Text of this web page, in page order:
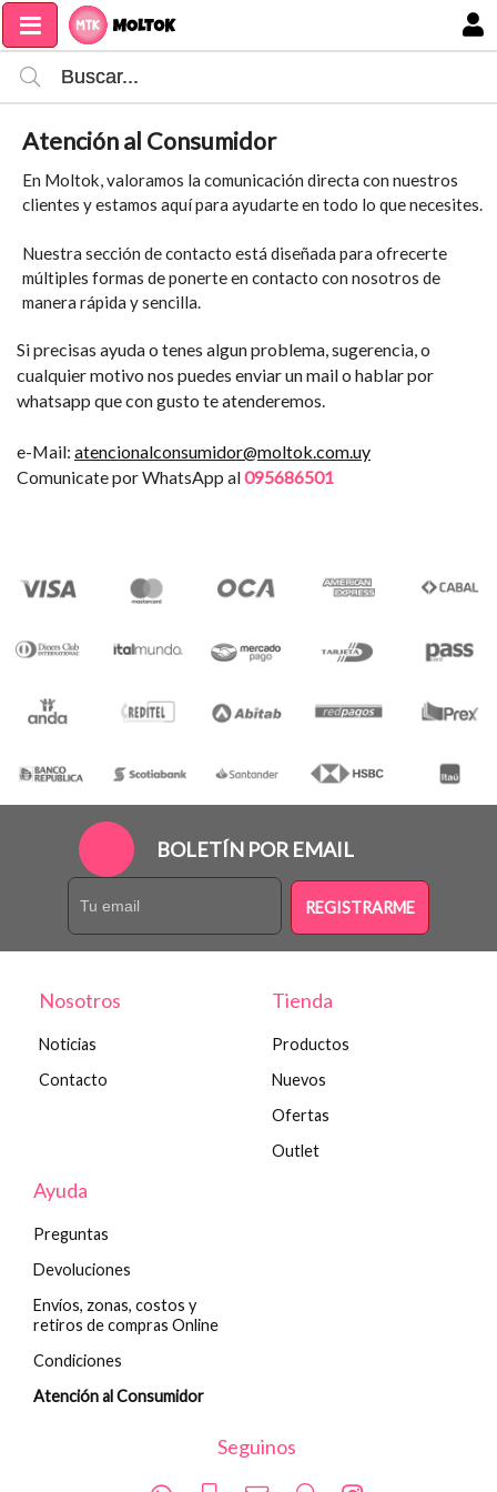
Atención al Consumidor
En Moltok, valoramos la comunicación directa con nuestros
clientes y estamos aquí para ayudarte en todo lo que necesites.
Nuestra sección de contacto está diseñada para ofrecerte
múltiples formas de ponerte en contacto con nosotros de
manera rápida y sencilla.
Si precisas ayuda o tenes algun problema, sugerencia, o
cualquier motivo nos puedes enviar un mail o hablar por
whatsapp que con gusto te atenderemos.
e-Mail: atencionalconsumidor@moltok.com.uy
Comunicate por WhatsApp al095686501
BOLETÍN POR EMAIL
REGISTRARME
Nosotros
Noticias
Contacto
Tienda
Productos
Nuevos
Ofertas
Outlet
Ayuda
Preguntas
Devoluciones
Envíos, zonas, costos y
retiros de compras Online
Condiciones
Atención al Consumidor
Seguinos